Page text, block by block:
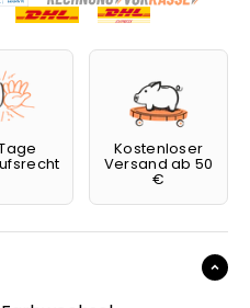
Kostenloser
Versand ab 50
€